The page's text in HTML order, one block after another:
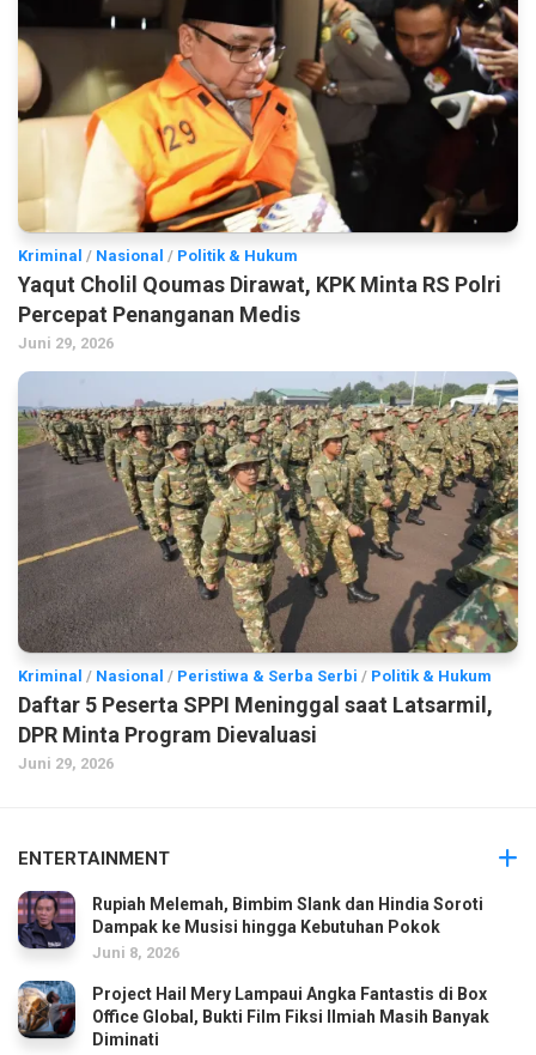
Kriminal / Nasional / Politik & Hukum
Yaqut Cholil Qoumas Dirawat, KPK Minta RS Polri
Percepat Penanganan Medis
Juni 29, 2026
Kriminal / Nasional / Peristiwa & Serba Serbi / Politik & Hukum
Daftar 5 Peserta SPPI Meninggal saat Latsarmil,
DPR Minta Program Dievaluasi
Juni 29, 2026
ENTERTAINMENT
Rupiah Melemah, Bimbim Slank dan Hindia Soroti
Dampak ke Musisi hingga Kebutuhan Pokok
Juni 8, 2026
Project Hail Mery Lampaui Angka Fantastis di Box
Office Global, Bukti Film Fiksi Ilmiah Masih Banyak
Diminati